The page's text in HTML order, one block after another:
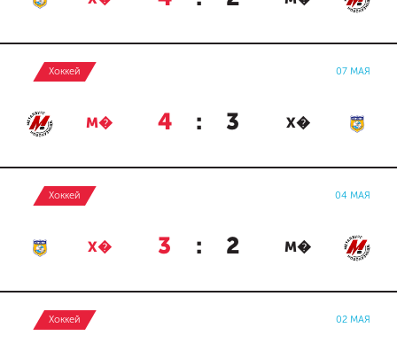
Хоккей 07 МАЯ
М� 4 : 3 Х�
Хоккей 04 МАЯ
Х� 3 : 2 М�
Хоккей 02 МАЯ